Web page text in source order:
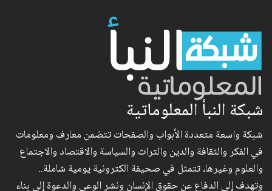
شبكة النبأ المعلوماتية
شبكة واسعة متعددة الأبواب والصفحات تتضمن معارف ومعلومات
في الفكر والثقافة والدين والتراث والسياسة والاقتصاد والاجتماع
والعلوم وغيرها، تتمثل في صحيفة الكترونية يومية شاملة..
وتهدف إلى الدفاع عن حقوق الإنسان ونشر الوعي والدعوة إلى بناء